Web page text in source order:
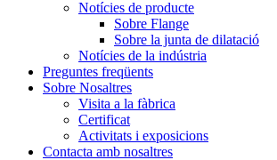
Notícies de producte
Sobre Flange
Sobre la junta de dilatació
Notícies de la indústria
Preguntes freqüents
Sobre Nosaltres
Visita a la fàbrica
Certificat
Activitats i exposicions
Contacta amb nosaltres